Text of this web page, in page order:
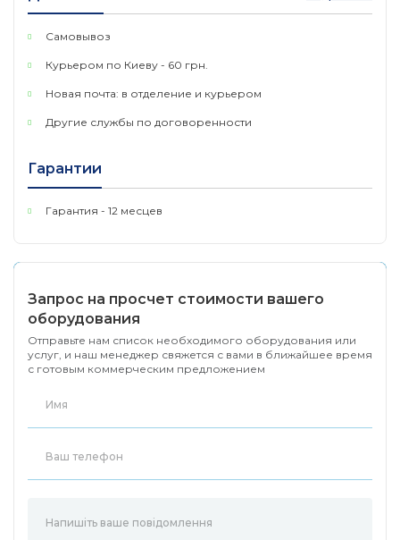
Самовывоз
Курьером по Киеву - 60 грн.
Новая почта: в отделение и курьером
Другие службы по договоренности
Гарантии
Гарантия - 12 месцев
Запрос на просчет стоимости вашего
оборудования
Отправьте нам список необходимого оборудования или
услуг, и наш менеджер свяжется с вами в ближайшее время
с готовым коммерческим предложением